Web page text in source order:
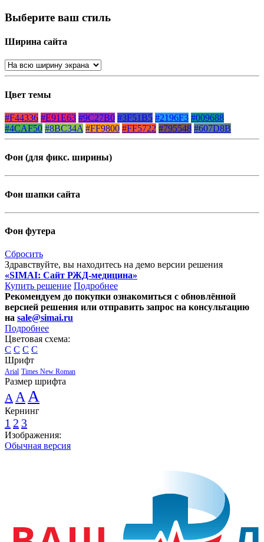
Выберите ваш стиль
Ширина сайта
Цвет темы
#F44336 #E91E63 #9C27B0 #3F51B5 #2196F3 #009688
#4CAF50 #8BC34A #FF9800 #FF5722 #795548 #607D8B
Фон (для фикс. ширины)
Фон шапки сайта
Фон футера
Сбросить
Здравствуйте, вы находитесь на демо версии решения
«SIMAI: Сайт РЖД-медицина»
Купить решение Подробнее
Рекомендуем до покупки ознакомиться с обновлённой
версией решения или отправить запрос на консультацию
на sale@simai.ru
Подробнее
Цветовая схема:
C C C C
Шрифт
Arial Times New Roman
Размер шрифта
A AA
Кернинг
1 2 3
Изображения:
Обычная версия